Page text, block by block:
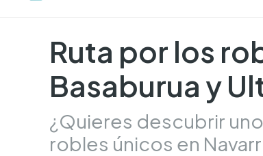
Ruta por los
Basaburua y
¿Quieres descubrir
robles únicos en